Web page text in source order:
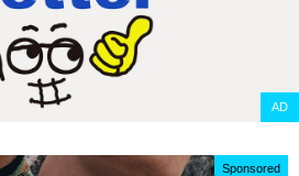
AD
Sponsored